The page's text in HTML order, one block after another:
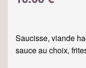
Saucisse, viande
sauce au choix,